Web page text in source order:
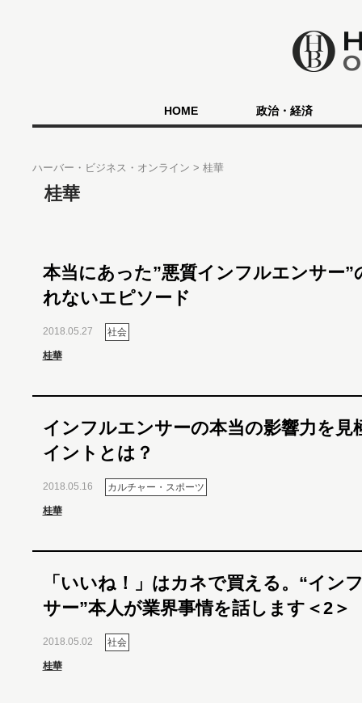
HOME 政治・経済
ハーバー・ビジネス・オンライン 桂華
桂華
本当にあった”悪質インフルエンサー”
れないエピソード
2018.05.27 社会
桂華
インフルエンサーの本当の影響力を見
イントとは？
2018.05.16 カルチャー・スポーツ
桂華
「いいね！」はカネで買える。“イン
サー”本人が業界事情を話します＜2＞
2018.05.02 社会
桂華